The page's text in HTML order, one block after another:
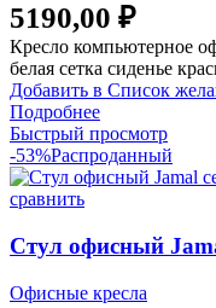
5190,00 ₽
Кресло компьютерное
белая сетка сиденье
Добавить в Список
Подробнее
Быстрый просмотр
-53%Распроданный
сравнить
Стул офисный
Офисные кресла